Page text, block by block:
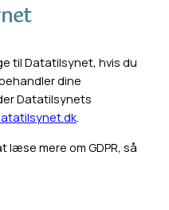
til Datatilsynet, hvis du
dine
Datatilsynets
.
læse mere om GDPR, så